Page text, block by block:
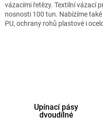
vázacími řetězy. Textilní vázací
nosnosti 100 tun. Nabízíme
PU, ochrany rohů plastové i
Upínací pásy
dvoudílné